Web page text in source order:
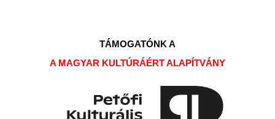
TÁMOGATÓNK A
A MAGYAR KULTÚRÁÉRT ALAPÍTVÁNY